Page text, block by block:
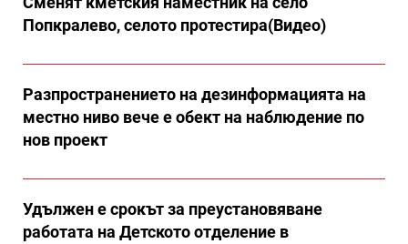
Попкралево, селото протестира(Видео)
Разпространението на дезинформацията на
местно ниво вече е обект на наблюдение по
нов проект
Удължен е срокът за преустановяване
работата на Детското отделение в